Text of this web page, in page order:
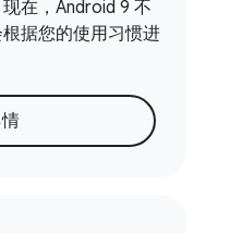
在，Android 9 不
据您的使用习惯进